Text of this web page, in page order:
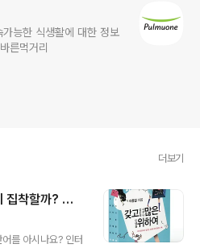
능한 식생활에 대한 정보
른먹거리
더보기
집착할까? …
를 아시나요? 인터